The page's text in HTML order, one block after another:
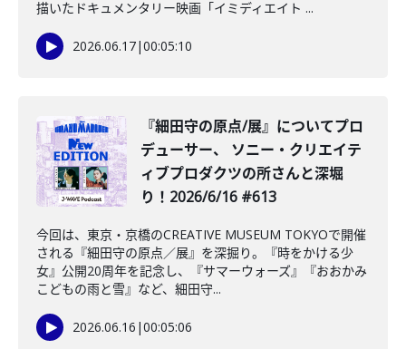
描いたドキュメンタリー映画「イミディエイト ...
2026.06.17|00:05:10
️『細田守の原点/展』についてプロ
デューサー、 ソニー・クリエイテ
ィブプロダクツの所さんと深堀
り！2026/6/16 #613
今回は、東京・京橋のCREATIVE MUSEUM TOKYOで開催
される『細田守の原点／展』を深掘り。『時をかける少
女』公開20周年を記念し、『サマーウォーズ』『おおかみ
こどもの雨と雪』など、細田守...
2026.06.16 |00:05:06